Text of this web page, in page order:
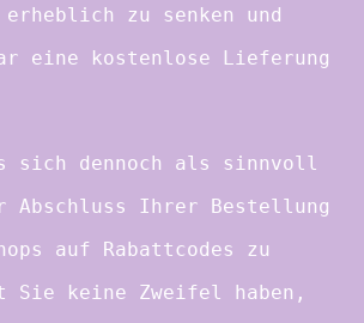
erheblich zu senken und
eine kostenlose Lieferung
sich dennoch als sinnvoll
Abschluss Ihrer Bestellung
auf Rabattcodes zu
Sie keine Zweifel haben,